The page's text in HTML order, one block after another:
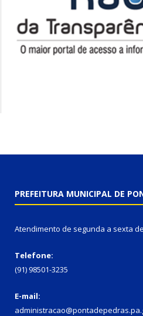
PREFEITURA MUNICIPAL DE
Atendimento de segunda a sexta
Telefone:
(91) 98501-3235
E-mail: